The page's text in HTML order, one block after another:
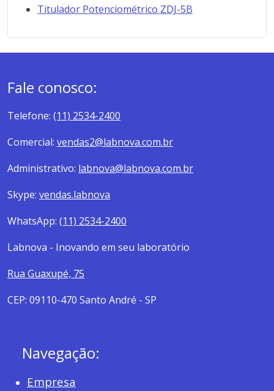
Titulador Potenciométrico ZDJ-5B
Fale conosco:
Telefone: (11) 2534-2400
Comercial: vendas2@labnova.com.br
Administrativo: labnova@labnova.com.br
Skype: vendas.labnova
WhatsApp: (11) 2534-2400
Labnova - Inovando em seu laboratório
Rua Guaxupé, 75
CEP: 09110-470 Santo André - SP
Navegação:
Empresa